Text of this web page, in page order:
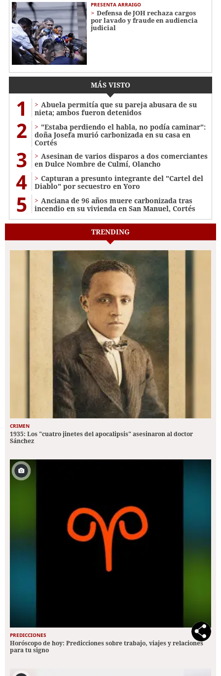
PRESENTA ARRAIGO
Defensa de JOH rechaza cargos
por lavado y fraude en audiencia
judicial
MÁS VISTO
1
Abuela permitía que su pareja abusara de su
nieta; ambos fueron detenidos
2
"Estaba perdiendo el habla, no podía caminar":
doña Josefa murió carbonizada en su casa en
Cortés
3
Asesinan de varios disparos a dos comerciantes
en Dulce Nombre de Culmí, Olancho
4
Capturan a presunto integrante del "Cartel del
Diablo" por secuestro en Yoro
5
Anciana de 96 años muere carbonizada tras
incendio en su vivienda en San Manuel, Cortés
TRENDING
CRIMEN
1935: Los "cuatro jinetes del apocalipsis" asesinaron al doctor
Sánchez
PREDICCIONES
Horóscopo de hoy: Predicciones sobre trabajo, viajes y relaciones
para tu signo